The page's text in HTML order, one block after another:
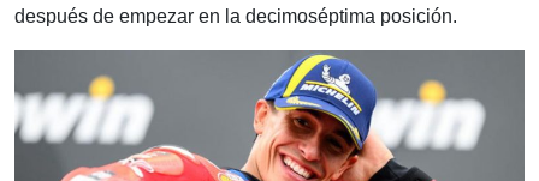
después de empezar en la decimoséptima posición.